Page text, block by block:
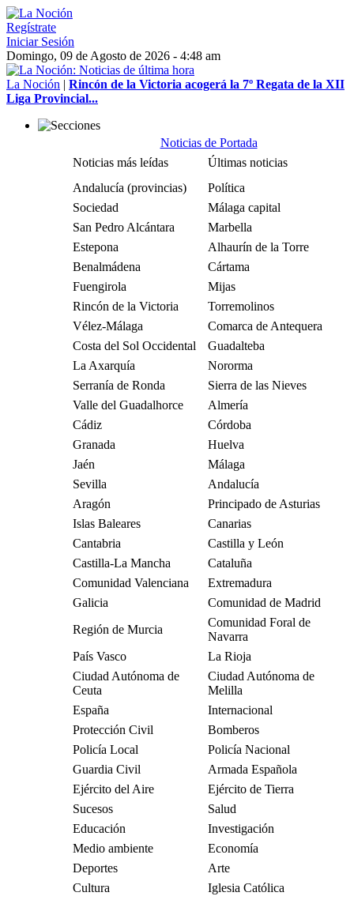
Regístrate
Iniciar Sesión
Domingo, 09 de Agosto de 2026 - 4:48 am
La Noción | Rincón de la Victoria acogerá la 7º Regata de la XII
Liga Provincial...
Noticias de Portada
Noticias más leídas
Últimas noticias
Andalucía (provincias)
Política
Sociedad
Málaga capital
San Pedro Alcántara
Marbella
Estepona
Alhaurín de la Torre
Benalmádena
Cártama
Fuengirola
Mijas
Rincón de la Victoria
Torremolinos
Vélez-Málaga
Comarca de Antequera
Costa del Sol Occidental
Guadalteba
La Axarquía
Nororma
Serranía de Ronda
Sierra de las Nieves
Valle del Guadalhorce
Almería
Cádiz
Córdoba
Granada
Huelva
Jaén
Málaga
Sevilla
Andalucía
Aragón
Principado de Asturias
Islas Baleares
Canarias
Cantabria
Castilla y León
Castilla-La Mancha
Cataluña
Comunidad Valenciana
Extremadura
Galicia
Comunidad de Madrid
Región de Murcia
Comunidad Foral de
Navarra
País Vasco
La Rioja
Ciudad Autónoma de
Ceuta
Ciudad Autónoma de
Melilla
España
Internacional
Protección Civil
Bomberos
Policía Local
Policía Nacional
Guardia Civil
Armada Española
Ejército del Aire
Ejército de Tierra
Sucesos
Salud
Educación
Investigación
Medio ambiente
Economía
Deportes
Arte
Cultura
Iglesia Católica